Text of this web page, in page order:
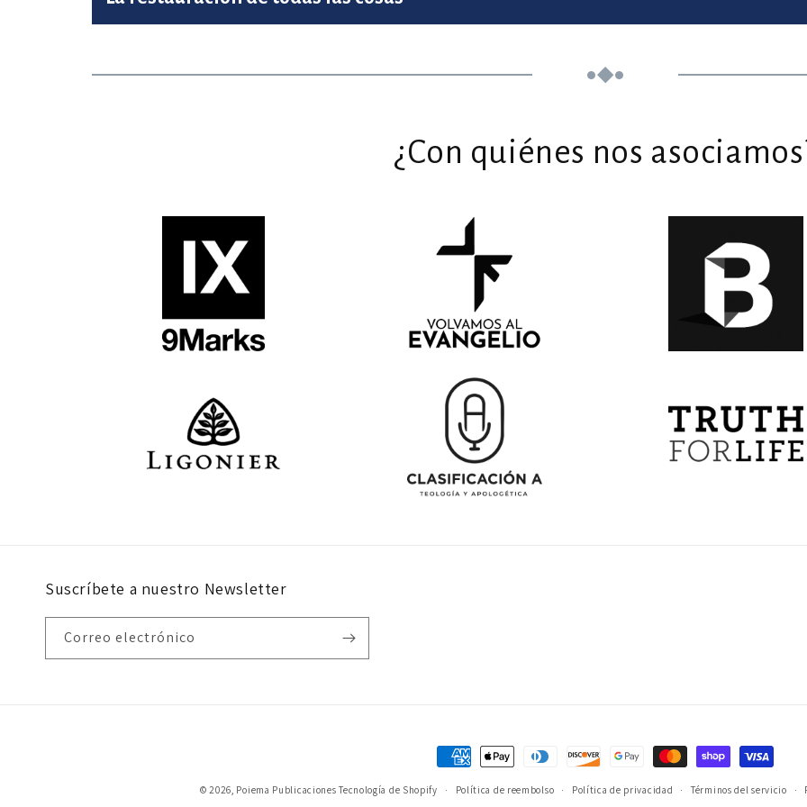
¿Con quiénes nos
Suscríbete a nuestro Newsletter
Correo electrónico
Formas
© 2026, Poiema Publicaciones Tecnología de Shopify Política de reembolso Política de privacidad Términos del servicio